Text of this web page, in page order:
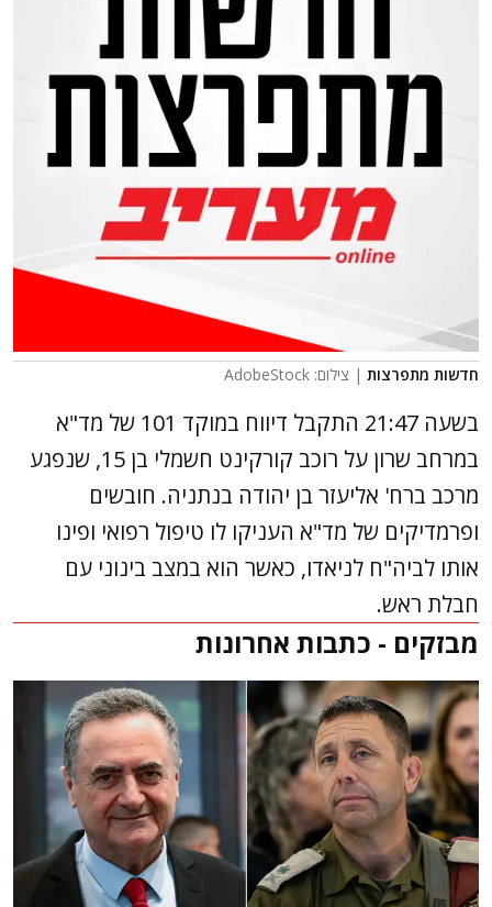
חדשות מתפרצות | צילום: AdobeStock
בשעה 21:47 התקבל דיווח במוקד 101 של מד"א
במרחב שרון על רוכב קורקינט חשמלי בן 15, שנפגע
מרכב ברח' אליעזר בן יהודה בנתניה. חובשים
ופרמדיקים של מד"א העניקו לו טיפול רפואי ופינו
אותו לביה"ח לניאדו, כאשר הוא במצב בינוני עם
חבלת ראש.
מבזקים - כתבות אחרונות